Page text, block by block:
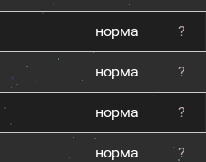
норма ?
норма ?
норма ?
норма ?